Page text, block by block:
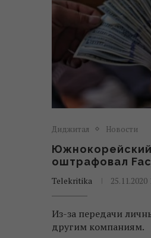
Диджитал Новости
оштрафовал
Telekritika 25.11.2020
Из-за передачи
другим компаниям.